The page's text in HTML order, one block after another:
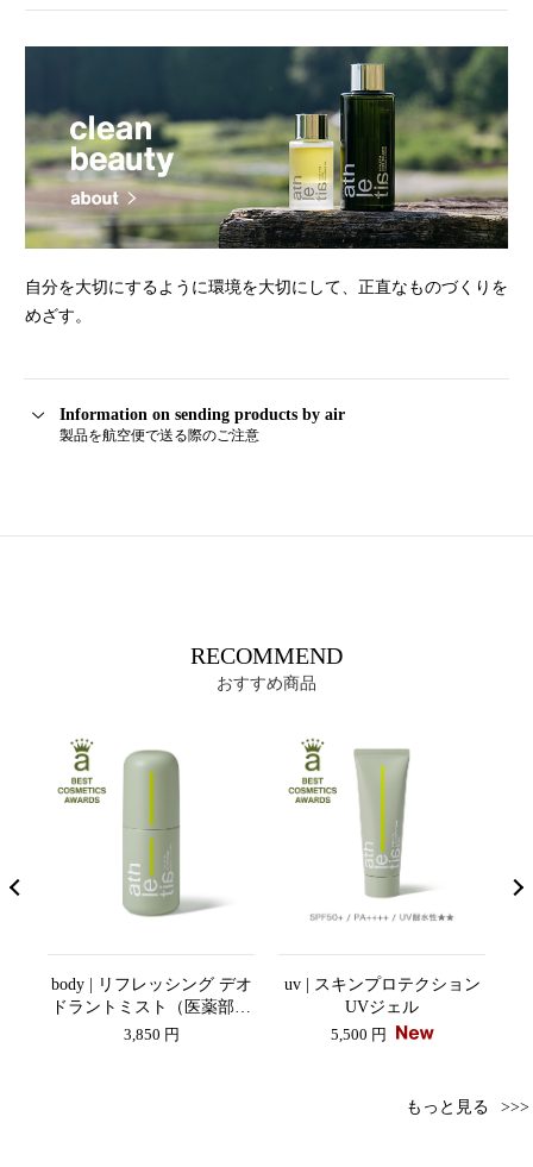
自分を大切にするように環境を大切にして、正直なものづくりを
めざす。
Information on sending products by air
製品を航空便で送る際のご注意
RECOMMEND
おすすめ商品
body | リフレッシング デオ
ドラントミスト（医薬部外
品）
3,850 円
uv | スキンプロテクション
UVジェル
5,500 円
もっと見る